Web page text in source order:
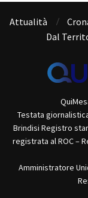
Attualità
Dal
Testata
Brindisi Registro
registrata al ROC –
Amministratore